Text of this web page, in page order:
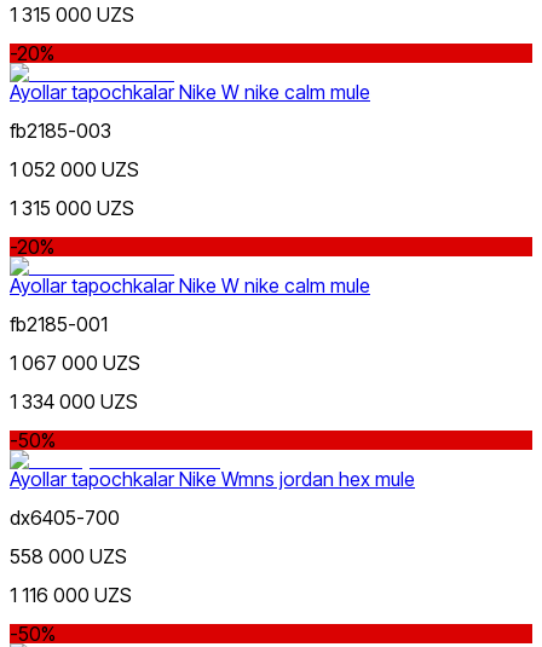
1 315 000 UZS
-20%
Ayollar tapochkalar Nike W nike calm mule
fb2185-003
1 052 000 UZS
1 315 000 UZS
-20%
Ayollar tapochkalar Nike W nike calm mule
fb2185-001
1 067 000 UZS
1 334 000 UZS
-50%
Ayollar tapochkalar Nike Wmns jordan hex mule
dx6405-700
558 000 UZS
1 116 000 UZS
-50%